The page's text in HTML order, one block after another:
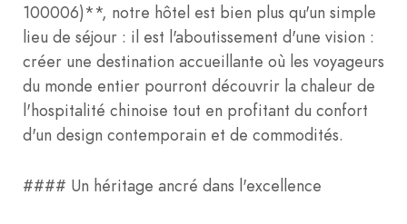
100006)**, notre hôtel est bien plus qu'un simple
lieu de séjour : il est l'aboutissement d'une vision :
créer une destination accueillante où les voyageurs
du monde entier pourront découvrir la chaleur de
l'hospitalité chinoise tout en profitant du confort
d'un design contemporain et de commodités.
#### Un héritage ancré dans l'excellence